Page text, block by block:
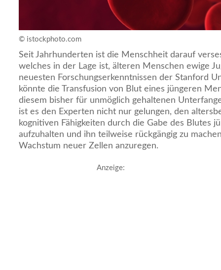
© istockphoto.com
Seit Jahrhunderten ist die Menschheit darauf
welches in der Lage ist, älteren Menschen ewige
neuesten Forschungserkenntnissen der Stanford
könnte die Transfusion von Blut eines jüngeren
diesem bisher für unmöglich gehaltenen
ist es den Experten nicht nur gelungen, den
kognitiven Fähigkeiten durch die Gabe des Blutes
aufzuhalten und ihn teilweise rückgängig zu
Wachstum neuer Zellen anzuregen.
Anzeige: